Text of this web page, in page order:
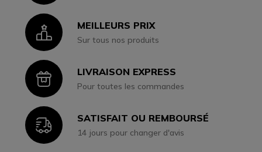
IconMEILLEURS PRIX
Sur tous nos produits
IconLIVRAISON EXPRESS
Pour toutes les commandes
IconSATISFAIT OU REMBOURSÉ
14 jours pour changer d'avis